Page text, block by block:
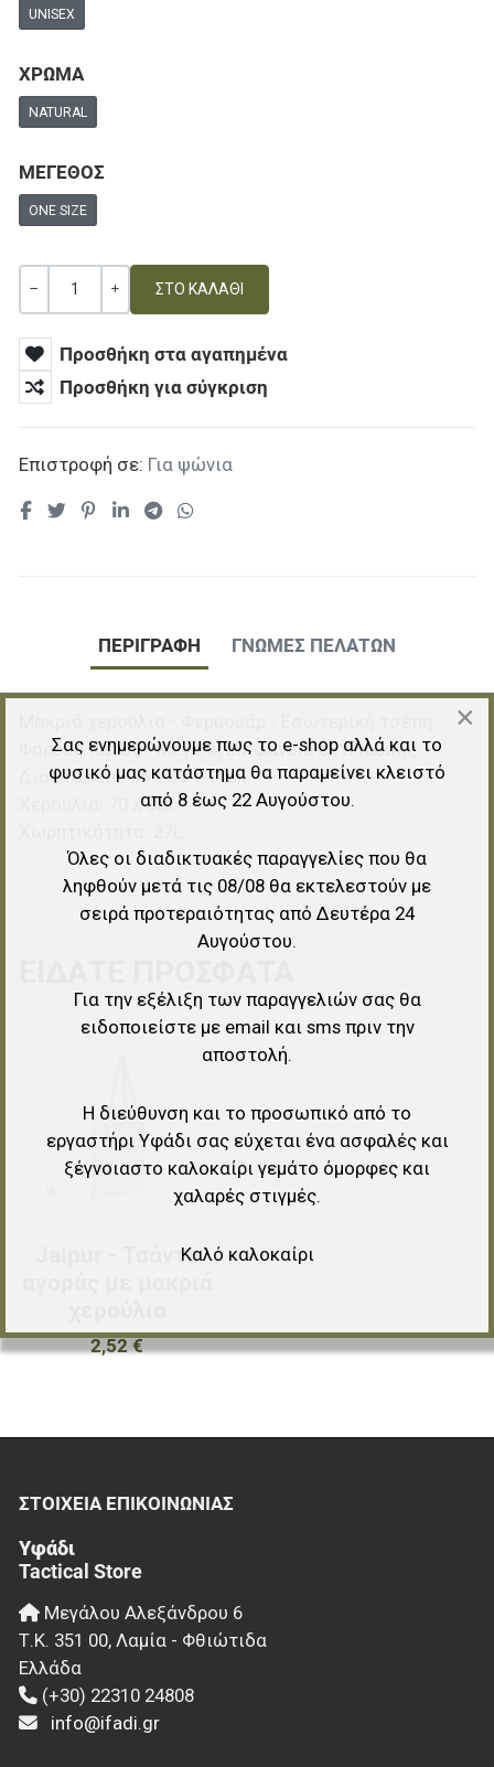
UNISEX
ΧΡΩΜΑ
NATURAL
ΜΕΓΕΘΟΣ
ONE SIZE
Ποσότητα
Προσθήκη στα αγαπημένα
Προσθήκη για σύγκριση
Επιστροφή σε: Για ψώνια
ΠΕΡΙΓΡΑΦΉ ΓΝΏΜΕΣ ΠΕΛΑΤΏΝ
Φαρδύς πάτος - Μεγάλη επιφάνεια εκτύπωσης
Διαστάσεις: 55 x 35 + 14εκ.
Χερούλια: 70 x 3εκ.
Προσθήκη στα αγαπημένα
Γρήγορη ματιά
Jaipur - Τσάντα
2,52 €
ΣΤΟΙΧΕΊΑ EΠΙΚΟΙΝΩΝΊΑΣ
Υφάδι
Tactical Store
Μεγάλου Αλεξάνδρου 6
Τ.Κ. 351 00, Λαμία - Φθιώτιδα
Ελλάδα
(+30) 22310 24808
info@ifadi.gr
×
Σας ενημερώνουμε πως το e-shop αλλά και το
φυσικό μας κατάστημα θα παραμείνει κλειστό
από 8 έως 22 Αυγούστου.
Όλες οι διαδικτυακές παραγγελίες που θα
ληφθούν μετά τις 08/08 θα εκτελεστούν με
σειρά προτεραιότητας από Δευτέρα 24
Αυγούστου.
Για την εξέλιξη των παραγγελιών σας θα
ειδοποιείστε με email και sms πριν την
αποστολή.
Η διεύθυνση και το προσωπικό από το
εργαστήρι Υφάδι σας εύχεται ένα ασφαλές και
ξέγνοιαστο καλοκαίρι γεμάτο όμορφες και
χαλαρές στιγμές.
Καλό καλοκαίρι